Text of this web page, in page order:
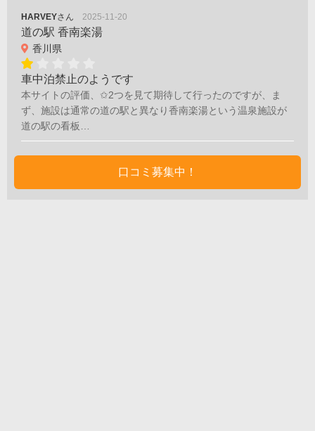
HARVEYさん 2025-11-20
道の駅 香南楽湯
香川県
車中泊禁止のようです
本サイトの評価、✩2つを見て期待して行ったのですが、ま
ず、施設は通常の道の駅と異なり香南楽湯という温泉施設が
道の駅の看板…
口コミ募集中！